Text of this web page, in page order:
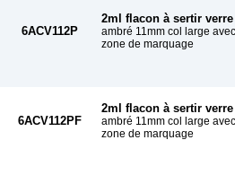
6ACV112P
2ml flacon à sertir verre
ambré 11mm col large avec
zone de marquage
6ACV112PF
2ml flacon à sertir verre
ambré 11mm col large avec
zone de marquage